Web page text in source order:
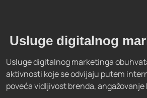
Usluge digitalnog
Usluge digitalnog marketinga
aktivnosti koje se odvijaju putem
poveća vidljivost brenda,